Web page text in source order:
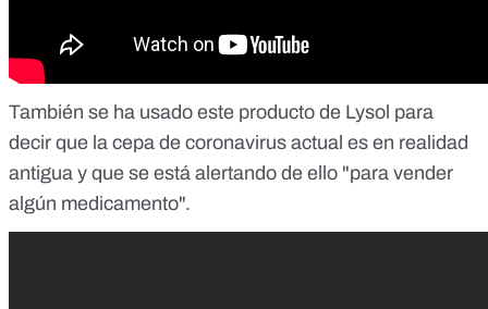
También se ha usado este producto de Lysol para
decir que la cepa de coronavirus actual es en realidad
antigua y que se está alertando de ello "para vender
algún medicamento".